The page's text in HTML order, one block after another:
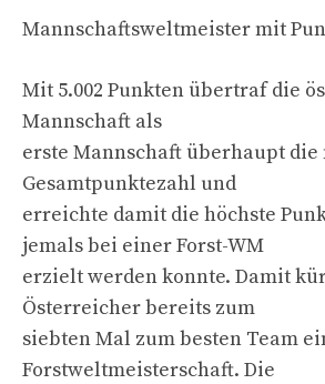
Mannschaftsweltmeister mit
Mit 5.002 Punkten übertraf die
Mannschaft als
erste Mannschaft überhaupt die
Gesamtpunktezahl und
erreichte damit die höchste
jemals bei einer Forst-WM
erzielt werden konnte. Damit
Österreicher bereits zum
siebten Mal zum besten Team
Forstweltmeisterschaft. Die